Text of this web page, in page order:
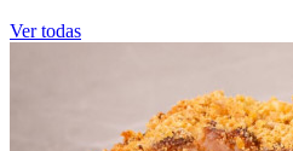
Ver todas